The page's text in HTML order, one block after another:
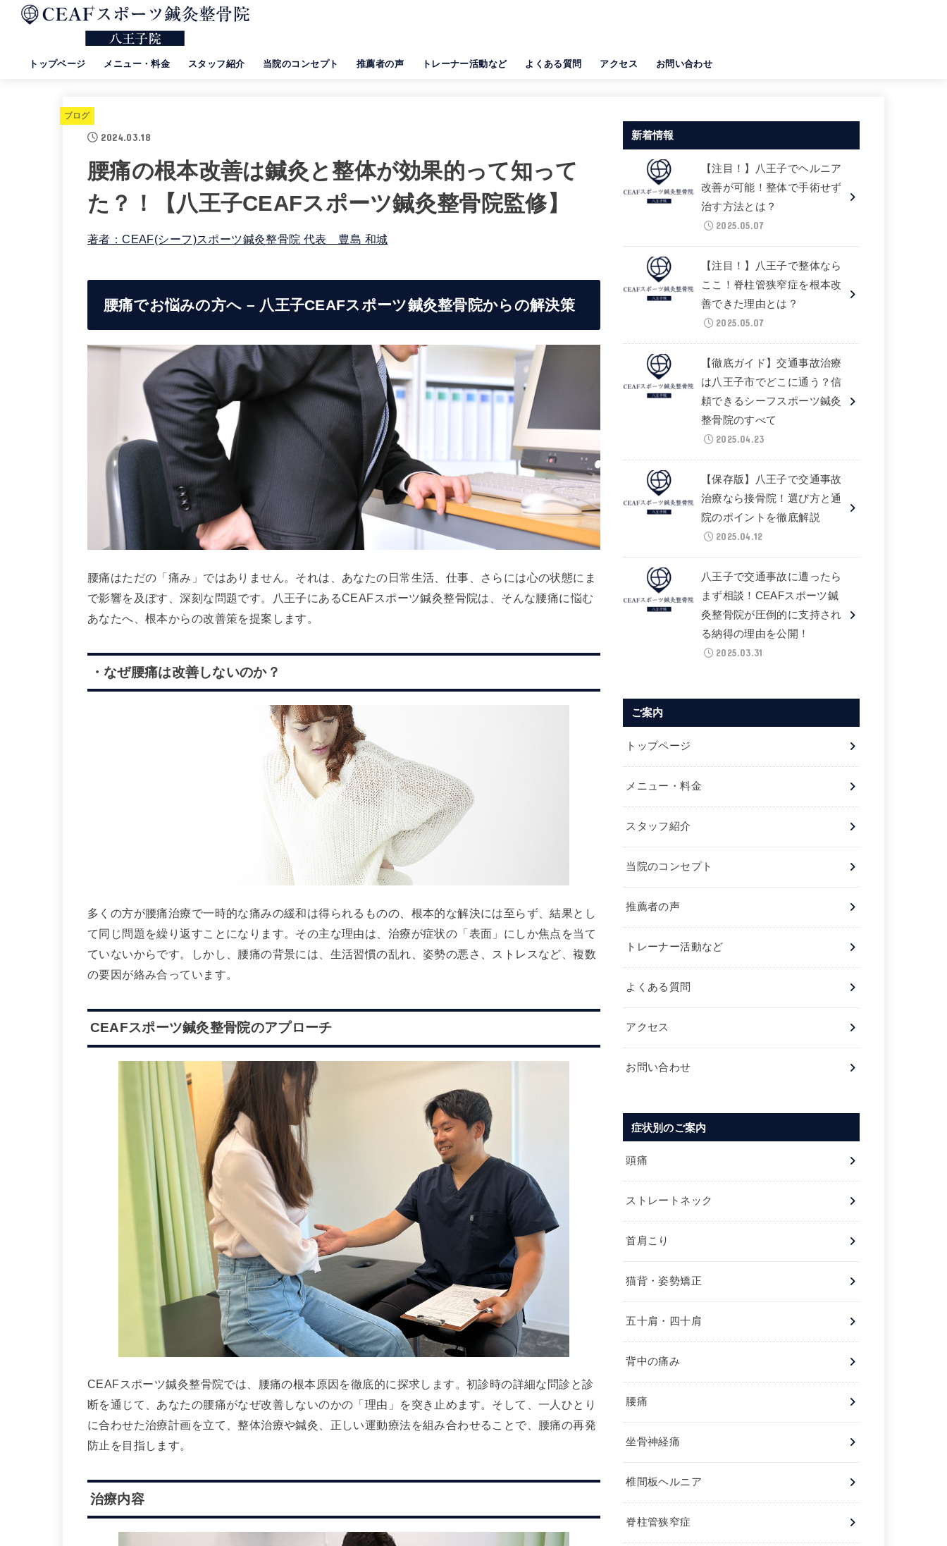
トップページ メニュー・料金 スタッフ紹介 当院のコンセプト 推薦者の声 トレーナー活動など よくある質問 アクセス お問い合わせ
ブログ
2024.03.18
腰痛の根本改善は鍼灸と整体が効果的って知って
た？！【八王子CEAFスポーツ鍼灸整骨院監修】
著者：CEAF(シーフ)スポーツ鍼灸整骨院 代表 豊島 和城
腰痛でお悩みの方へ – 八王子CEAFスポーツ鍼灸整骨院からの解決策
腰痛はただの「痛み」ではありません。それは、あなたの日常生活、仕事、さらには心の状態にま
で影響を及ぼす、深刻な問題です。八王子にあるCEAFスポーツ鍼灸整骨院は、そんな腰痛に悩む
あなたへ、根本からの改善策を提案します。
・なぜ腰痛は改善しないのか？
多くの方が腰痛治療で一時的な痛みの緩和は得られるものの、根本的な解決には至らず、結果とし
て同じ問題を繰り返すことになります。その主な理由は、治療が症状の「表面」にしか焦点を当て
ていないからです。しかし、腰痛の背景には、生活習慣の乱れ、姿勢の悪さ、ストレスなど、複数
の要因が絡み合っています。
CEAFスポーツ鍼灸整骨院のアプローチ
CEAFスポーツ鍼灸整骨院では、腰痛の根本原因を徹底的に探求します。初診時の詳細な問診と診
断を通じて、あなたの腰痛がなぜ改善しないのかの「理由」を突き止めます。そして、一人ひとり
に合わせた治療計画を立て、整体治療や鍼灸、正しい運動療法を組み合わせることで、腰痛の再発
防止を目指します。
治療内容
新着情報
【注目！】八王子でヘルニア
改善が可能！整体で手術せず
治す方法とは？
2025.05.07
【注目！】八王子で整体なら
ここ！脊柱管狭窄症を根本改
善できた理由とは？
2025.05.07
【徹底ガイド】交通事故治療
は八王子市でどこに通う？信
頼できるシーフスポーツ鍼灸
整骨院のすべて
2025.04.23
【保存版】八王子で交通事故
治療なら接骨院！選び方と通
院のポイントを徹底解説
2025.04.12
八王子で交通事故に遭ったら
まず相談！CEAFスポーツ鍼
灸整骨院が圧倒的に支持され
る納得の理由を公開！
2025.03.31
ご案内
トップページ
メニュー・料金
スタッフ紹介
当院のコンセプト
推薦者の声
トレーナー活動など
よくある質問
アクセス
お問い合わせ
症状別のご案内
頭痛
ストレートネック
首肩こり
猫背・姿勢矯正
五十肩・四十肩
背中の痛み
腰痛
坐骨神経痛
椎間板ヘルニア
脊柱管狭窄症